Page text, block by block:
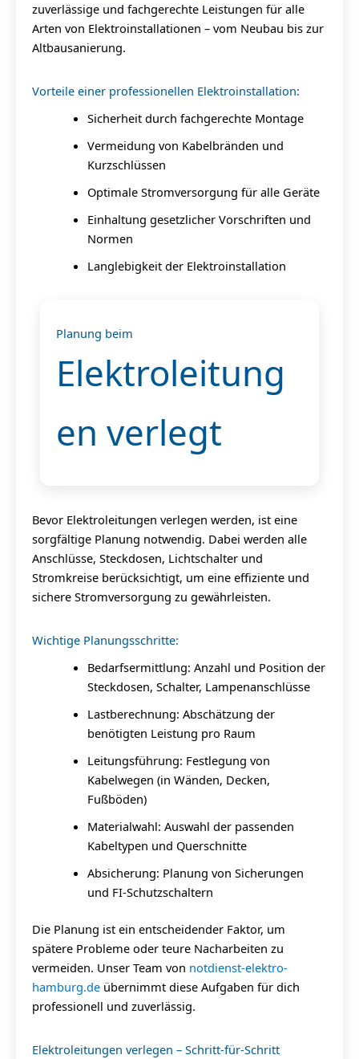
zuverlässige und fachgerechte Leistungen für alle
Arten von Elektroinstallationen – vom Neubau bis zur
Altbausanierung.
Vorteile einer professionellen Elektroinstallation:
Sicherheit durch fachgerechte Montage
Vermeidung von Kabelbränden und
Kurzschlüssen
Optimale Stromversorgung für alle Geräte
Einhaltung gesetzlicher Vorschriften und
Normen
Langlebigkeit der Elektroinstallation
Planung beim
Elektroleitung
en verlegt
Bevor Elektroleitungen verlegen werden, ist eine
sorgfältige Planung notwendig. Dabei werden alle
Anschlüsse, Steckdosen, Lichtschalter und
Stromkreise berücksichtigt, um eine effiziente und
sichere Stromversorgung zu gewährleisten.
Wichtige Planungsschritte:
Bedarfsermittlung: Anzahl und Position der
Steckdosen, Schalter, Lampenanschlüsse
Lastberechnung: Abschätzung der
benötigten Leistung pro Raum
Leitungsführung: Festlegung von
Kabelwegen (in Wänden, Decken,
Fußböden)
Materialwahl: Auswahl der passenden
Kabeltypen und Querschnitte
Absicherung: Planung von Sicherungen
und FI-Schutzschaltern
Die Planung ist ein entscheidender Faktor, um
spätere Probleme oder teure Nacharbeiten zu
vermeiden. Unser Team von notdienst-elektro-
hamburg.de übernimmt diese Aufgaben für dich
professionell und zuverlässig.
Elektroleitungen verlegen – Schritt-für-Schritt